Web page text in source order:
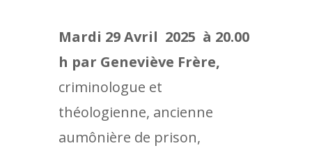
Mardi 29 Avril 2025 à 20.00
h par Geneviève Frère,
criminologue et
théologienne, ancienne
aumônière de prison,